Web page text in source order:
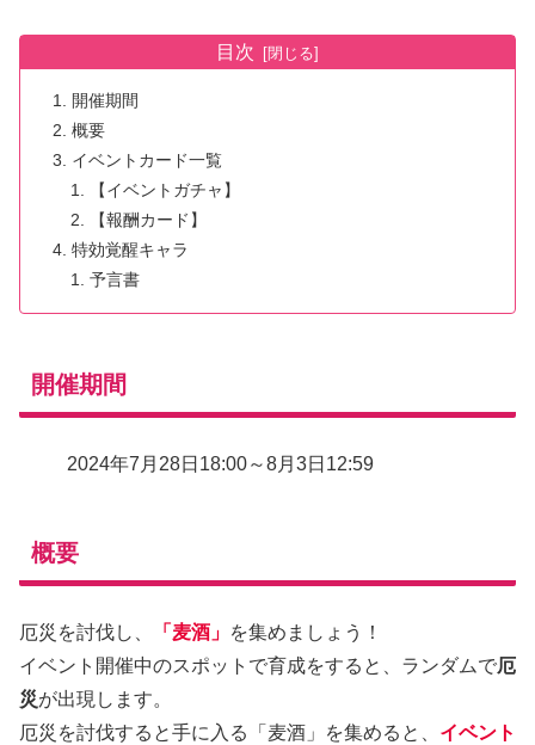
目次
開催期間
概要
イベントカード一覧
【イベントガチャ】
【報酬カード】
特効覚醒キャラ
予言書
開催期間
2024年7月28日18:00～8月3日12:59
概要
厄災を討伐し、 「麦酒」 を集めましょう！
イベント開催中のスポットで育成をすると、ランダムで厄
災が出現します。
厄災を討伐すると手に入る「麦酒」を集めると、 イベント